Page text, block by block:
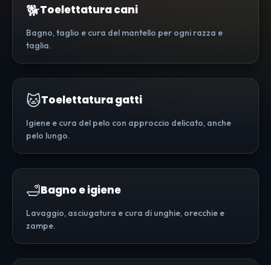
🐕Toelettatura cani
Bagno, taglio e cura del mantello per ogni razza e
taglia.
🐱Toelettatura gatti
Igiene e cura del pelo con approccio delicato, anche
pelo lungo.
🛁Bagno e igiene
Lavaggio, asciugatura e cura di unghie, orecchie e
zampe.